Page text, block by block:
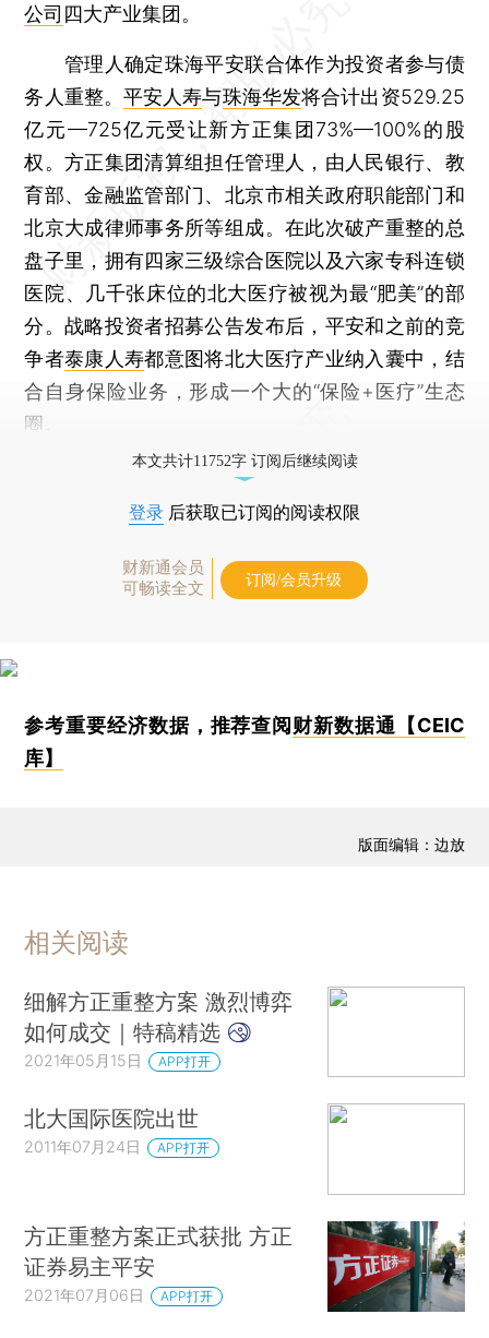
公司 四大产业集团。
管理人确定珠海平安联合体作为投资者参与债
务人重整。 平安人寿与珠海华发将合计出资529.25
亿元—725亿元受让新方正集团73%—100%的股
权。方正集团清算组担任管理人，由人民银行、教
育部、金融监管部门、北京市相关政府职能部门和
北京大成律师事务所等组成。在此次破产重整的总
盘子里，拥有四家三级综合医院以及六家专科连锁
医院、几千张床位的北大医疗被视为最“肥美”的部
分。战略投资者招募公告发布后，平安和之前的竞
争者泰康人寿都意图将北大医疗产业纳入囊中，结
合自身保险业务，形成一个大的“保险+医疗”生态
圈。
本文共计11752字 订阅后继续阅读
登录 后获取已订阅的阅读权限
财新通会员
可畅读全文
订阅/会员升级
参考重要经济数据，推荐查阅 财新数据通【CEIC
库】
版面编辑：边放
相关阅读
细解方正重整方案 激烈博弈
如何成交｜特稿精选
2021年05月15日 APP打开
北大国际医院出世
2011年07月24日 APP打开
方正重整方案正式获批 方正
证券易主平安
2021年07月06日 APP打开